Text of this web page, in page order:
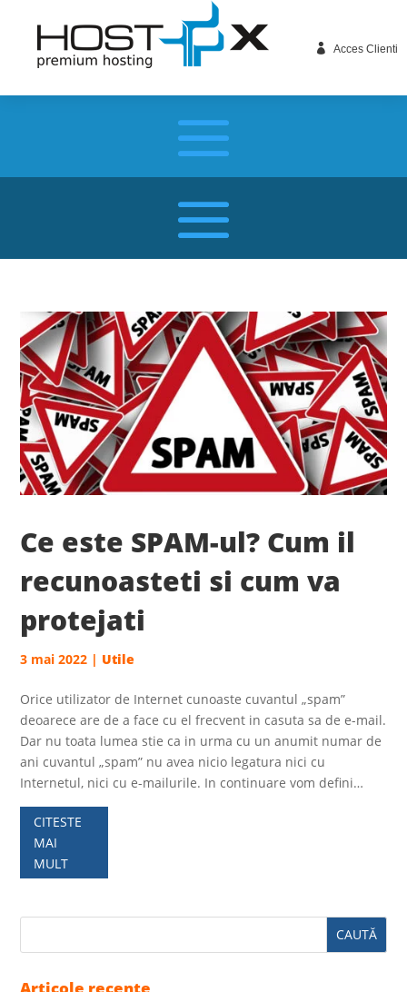
 Acces Clienti
Ce este SPAM-ul? Cum il
recunoasteti si cum va
protejati
3 mai 2022 | Utile
Orice utilizator de Internet cunoaste cuvantul „spam”
deoarece are de a face cu el frecvent in casuta sa de e-mail.
Dar nu toata lumea stie ca in urma cu un anumit numar de
ani cuvantul „spam” nu avea nicio legatura nici cu
Internetul, nici cu e-mailurile. In continuare vom defini…
CITESTE
MAI
MULT
Articole recente